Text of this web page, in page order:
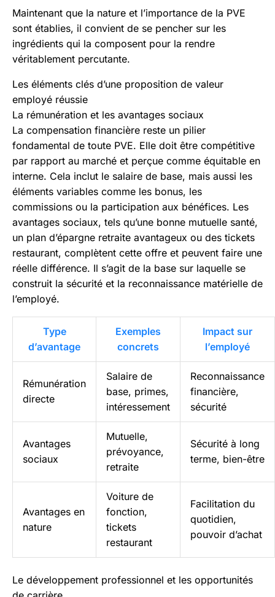
Maintenant que la nature et l’importance de la PVE
sont établies, il convient de se pencher sur les
ingrédients qui la composent pour la rendre
véritablement percutante.
Les éléments clés d’une proposition de valeur
employé réussie
La rémunération et les avantages sociaux
La compensation financière reste un pilier
fondamental de toute PVE. Elle doit être compétitive
par rapport au marché et perçue comme équitable en
interne. Cela inclut le salaire de base, mais aussi les
éléments variables comme les bonus, les
commissions ou la participation aux bénéfices. Les
avantages sociaux, tels qu’une bonne mutuelle santé,
un plan d’épargne retraite avantageux ou des tickets
restaurant, complètent cette offre et peuvent faire une
réelle différence. Il s’agit de la base sur laquelle se
construit la sécurité et la reconnaissance matérielle de
l’employé.
Type
d’avantage
Exemples
concrets
Impact sur
l’employé
Rémunération
directe
Salaire de
base, primes,
intéressement
Reconnaissance
financière,
sécurité
Avantages
sociaux
Mutuelle,
prévoyance,
retraite
Sécurité à long
terme, bien-être
Avantages en
nature
Voiture de
fonction,
tickets
restaurant
Facilitation du
quotidien,
pouvoir d’achat
Le développement professionnel et les opportunités